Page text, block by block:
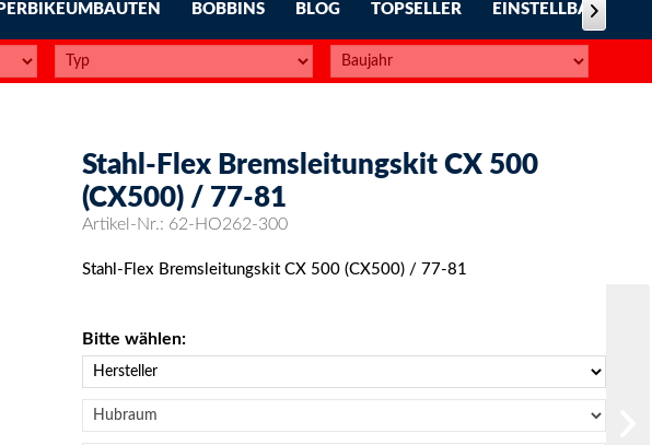
BOBBINS BLOG TOPSELLER EINSTELLBARE

Stahl-Flex Bremsleitungskit CX 500
(CX500) / 77-81
Artikel-Nr.: 62-HO262-300
Stahl-Flex Bremsleitungskit CX 500 (CX500) / 77-81
Bitte wählen: